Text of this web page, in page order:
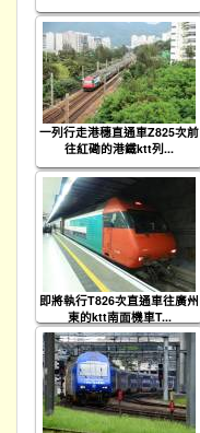
一列行走港穗直通車Z825次前
往紅磡的港鐵ktt列...
即將執行T826次直通車往廣州
東的ktt南面機車T...